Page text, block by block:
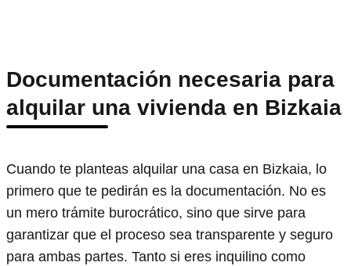
Documentación necesaria para
alquilar una vivienda en Bizkaia
Cuando te planteas alquilar una casa en Bizkaia, lo
primero que te pedirán es la documentación. No es
un mero trámite burocrático, sino que sirve para
garantizar que el proceso sea transparente y seguro
para ambas partes. Tanto si eres inquilino como